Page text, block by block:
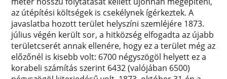
az útépítési költségek is csekélynek ígérkeztek. A
javaslatba hozott terület helyszíni szemléjére 1873.
július végén került sor, a hitközség elfogadta az újabb
területcserét annak ellenére, hogy ez a terület még az
előzőnél is kisebb volt: 6700 négyszögöl helyett ez a
korabeli számítás szerint 6432 (valójában 6500)